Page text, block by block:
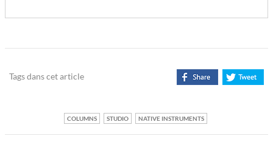
Tags dans cet article
COLUMNS STUDIO NATIVE INSTRUMENTS